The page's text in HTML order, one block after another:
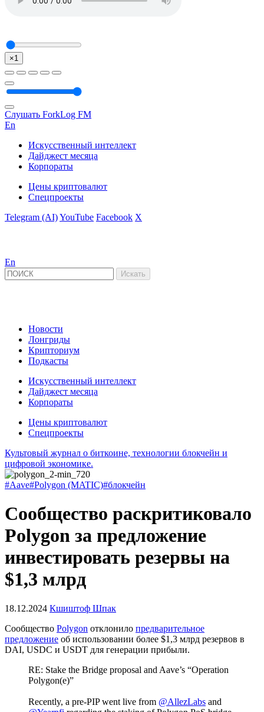
×1
Слушать ForkLog FM
En
Искусственный интеллект
Дайджест месяца
Корпораты
Цены криптовалют
Спецпроекты
Telegram (AI)YouTube Facebook X
En
Новости
Лонгриды
Крипториум
Подкасты
Искусственный интеллект
Дайджест месяца
Корпораты
Цены криптовалют
Спецпроекты
Культовый журнал о биткоине, технологии блокчейн и
цифровой экономике.
#Aave#Polygon (MATIC)#блокчейн
Сообщество раскритиковало
Polygon за предложение
инвестировать резервы на
$1,3 млрд
18.12.2024 Кшиштоф Шпак
Сообщество Polygon отклонило предварительное
предложение об использовании более $1,3 млрд резервов в
DAI, USDC и USDT для генерации прибыли.
RE: Stake the Bridge proposal and Aave’s “Operation
Polygon(e)”
Recently, a pre-PIP went live from @AllezLabs and